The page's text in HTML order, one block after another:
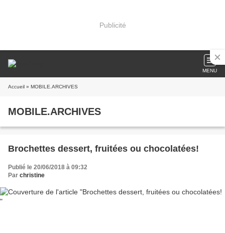
Publicité
MENU
Accueil » MOBILE.ARCHIVES
MOBILE.ARCHIVES
Brochettes dessert, fruitées ou chocolatées!
Publié le 20/06/2018 à 09:32
Par christine